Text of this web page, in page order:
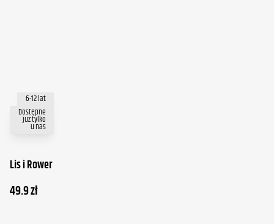
6-12 lat
Dostępne
już tylko
u nas
Lis i Rower
49.9zł